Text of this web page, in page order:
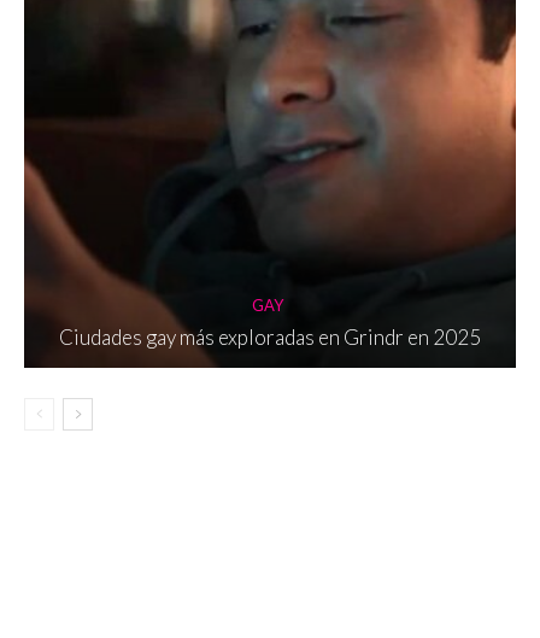
GAY
Ciudades gay más exploradas en Grindr en 2025